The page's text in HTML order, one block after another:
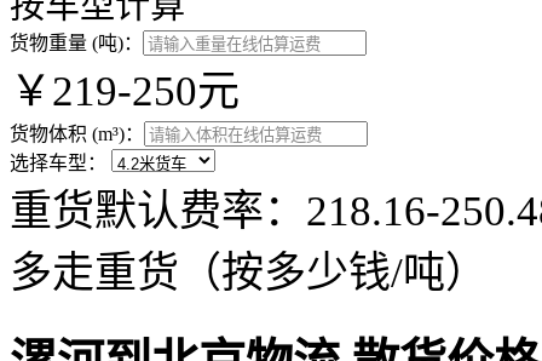
货物重量 (吨)：
￥219-250元
货物体积 (m³)：
选择车型：
重货默认费率：218.16-
多走重货（按多少钱/吨）